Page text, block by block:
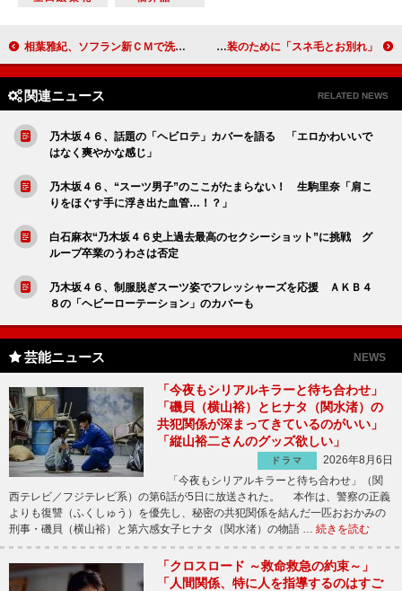
相葉雅紀、ソフラン新ＣＭで洗濯好きのお兄さん役 子役少女と“とことん”づくしの名コンビ 伊野尾慧「自分で見てもきれいだなと思った」 女装のために「スネ毛とお別れ」
関連ニュース RELATED NEWS
乃木坂４６、話題の「ヘビロテ」カバーを語る 「エロかわいいで
はなく爽やかな感じ」
乃木坂４６、“スーツ男子”のここがたまらない！ 生駒里奈「肩こ
りをほぐす手に浮き出た血管…！？」
白石麻衣“乃木坂４６史上過去最高のセクシーショット”に挑戦 グ
ループ卒業のうわさは否定
乃木坂４６、制服脱ぎスーツ姿でフレッシャーズを応援 ＡＫＢ４
８の「ヘビーローテーション」のカバーも
芸能ニュース NEWS
「今夜もシリアルキラーと待ち合わせ」
「磯貝（横山裕）とヒナタ（関水渚）の
共犯関係が深まってきているのがいい」
「縦山裕二さんのグッズ欲しい」
ドラマ
2026年8月6日
「今夜もシリアルキラーと待ち合わせ」（関
西テレビ／フジテレビ系）の第6話が5日に放送された。 本作は、警察の正義
よりも復讐（ふくしゅう）を優先し、秘密の共犯関係を結んだ一匹おおかみの
刑事・磯貝（横山裕）と第六感女子ヒナタ（関水渚）の物語 … 続きを読む
「クロスロード ～救命救急の約束～」
「人間関係、特に人を指導するのはすご